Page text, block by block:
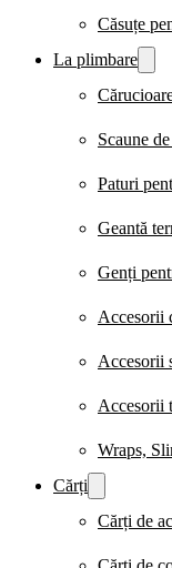
Căsuțe
La plimbare
Scaune
Paturi
Geantă
Genți
Accesorii
Accesorii
Accesorii
Wraps,
Cărți
Cărți de